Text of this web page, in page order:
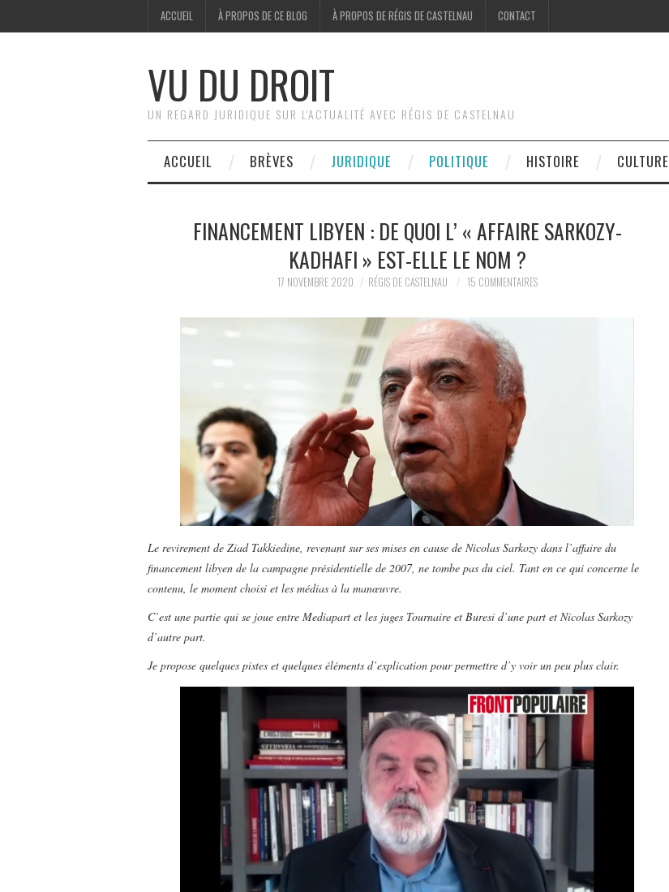
ACCUEIL À PROPOS DE CE BLOG À PROPOS DE RÉGIS DE CASTELNAU CONTACT
VU DU DROIT
UN REGARD JURIDIQUE SUR L'ACTUALITÉ AVEC RÉGIS DE CASTELNAU
ACCUEIL BRÈVES JURIDIQUE POLITIQUE HISTOIRE CULTURE
FINANCEMENT LIBYEN : DE QUOI L’ « AFFAIRE SARKOZY-
KADHAFI » EST-ELLE LE NOM ?
17 NOVEMBRE 2020 RÉGIS DE CASTELNAU 15 COMMENTAIRES
Le revirement de Ziad Takkiedine, revenant sur ses mises en cause de Nicolas Sarkozy dans l’affaire du
financement libyen de la campagne présidentielle de 2007, ne tombe pas du ciel. Tant en ce qui concerne le
contenu, le moment choisi et les médias à la manœuvre.
C’est une partie qui se joue entre Mediapart et les juges Tournaire et Buresi d’une part et Nicolas Sarkozy
d’autre part.
Je propose quelques pistes et quelques éléments d’explication pour permettre d’y voir un peu plus clair.